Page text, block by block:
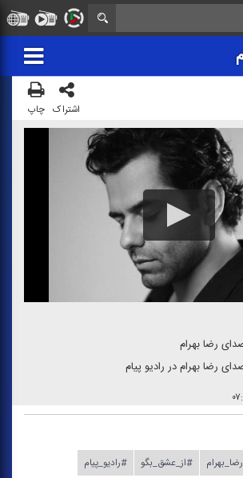
اشتراک چاپ
رضا بهرام
رضا بهرام در رادیو پیام
#از_عشق_بگو #رادیو_پیام